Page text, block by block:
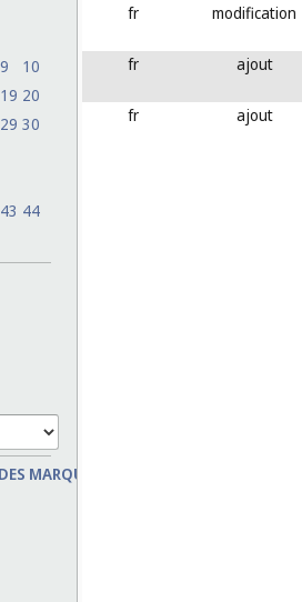
9
10
19 20
29 30
43 44
MARQUES
fr modification
fr ajout
fr ajout